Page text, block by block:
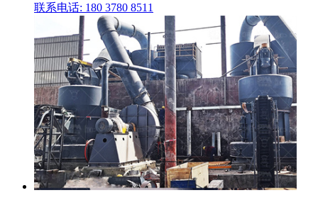
联系电话: 180 3780 8511